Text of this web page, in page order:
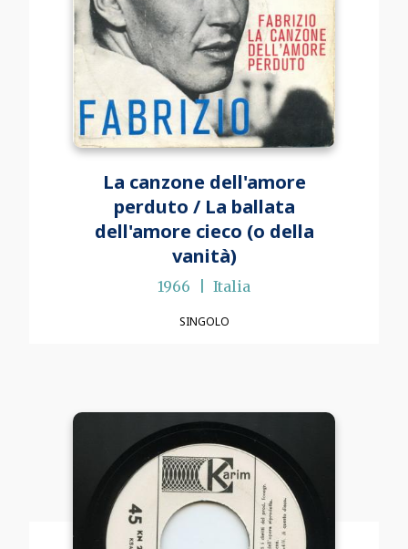
La canzone dell'amore
perduto / La ballata
dell'amore cieco (o della
vanità)
1966 Italia
SINGOLO